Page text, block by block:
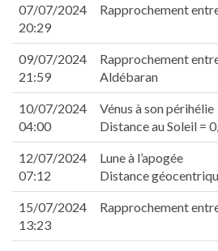
07/07/2024
20:29
Rapprochement
09/07/2024
21:59
Rapprochement
Aldébaran
10/07/2024
04:00
Vénus à son périhélie
Distance au Soleil =
12/07/2024
07:12
Lune à l’apogée
Distance
15/07/2024
13:23
Rapprochement